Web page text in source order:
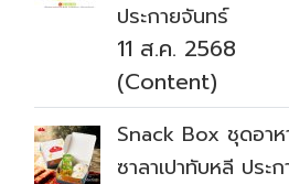
ประกายจันทร์
11 ส.ค. 2568
(Content)
Snack Box ชุดอา
ซาลาเปาทับหลี ปร